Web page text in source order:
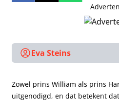
Eva Steins
Zowel prins William als prins
uitgenodigd, en dat betekent